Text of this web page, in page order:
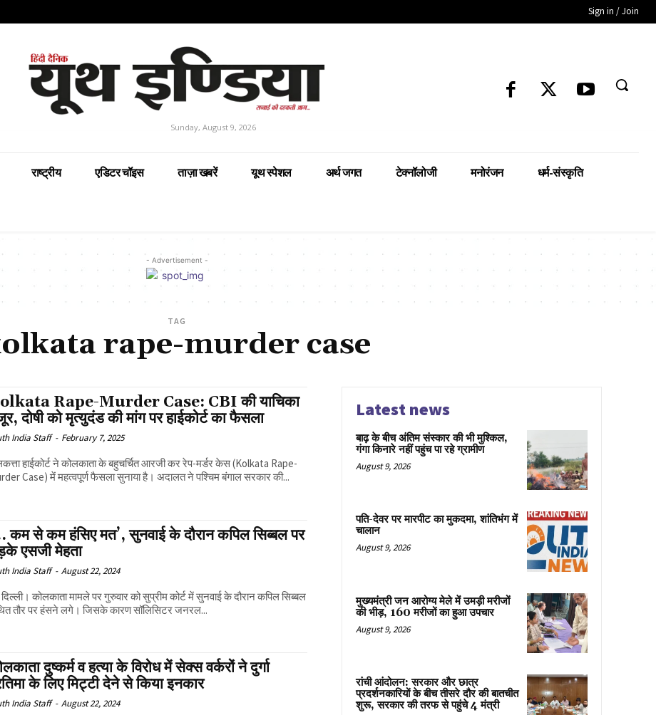
Sign in / Join
Sunday, August 9, 2026
राष्ट्रीय एडिटर चॉइस ताज़ा खबरें यूथ स्पेशल अर्थ जगत टेक्नॉलोजी मनोरंजन धर्म-संस्कृति
- Advertisement -
TAG
rape-murder case
Rape-Murder Case: CBI की याचिका
दोषी को मृत्युदंड की मांग पर हाईकोर्ट का फैसला
India Staff - February 7, 2025
हाईकोर्ट ने कोलकाता के बहुचर्चित आरजी कर रेप-मर्डर केस (Kolkata Rape-
Case) में महत्वपूर्ण फैसला सुनाया है। अदालत ने पश्चिम बंगाल सरकार की...
कम से कम हंसिए मत’, सुनवाई के दौरान कपिल सिब्बल पर
एसजी मेहता
India Staff - August 22, 2024
कोलकाता मामले पर गुरुवार को सुप्रीम कोर्ट में सुनवाई के दौरान कपिल सिब्बल
तौर पर हंसने लगे। जिसके कारण सॉलिसिटर जनरल...
दुष्कर्म व हत्या के विरोध में सेक्स वर्करों ने दुर्गा
के लिए मिट्टी देने से किया इनकार
India Staff - August 22, 2024
Latest news
बाढ़ के बीच अंतिम संस्कार की भी मुश्किल,
गंगा किनारे नहीं पहुंच पा रहे ग्रामीण
August 9, 2026
पति-देवर पर मारपीट का मुकदमा, शांतिभंग में
चालान
August 9, 2026
मुख्यमंत्री जन आरोग्य मेले में उमड़ी मरीजों
की भीड़, 160 मरीजों का हुआ उपचार
August 9, 2026
रांची आंदोलन: सरकार और छात्र
प्रदर्शनकारियों के बीच तीसरे दौर की बातचीत
शुरू, सरकार की तरफ से पहुंचे 4 मंत्री